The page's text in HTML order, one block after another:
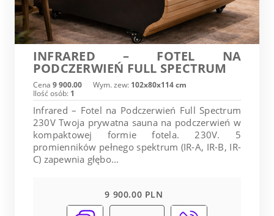
INFRARED – FOTEL NA
PODCZERWIEŃ FULL SPECTRUM
Cena 9 900.00 Wym. zew: 102x80x114 cm
Ilość osób: 1
Infrared – Fotel na Podczerwień Full Spectrum
230V Twoja prywatna sauna na podczerwień w
kompaktowej formie fotela. 230V. 5
promienników pełnego spektrum (IR-A, IR-B, IR-
C) zapewnia głębo...
9 900.00 PLN